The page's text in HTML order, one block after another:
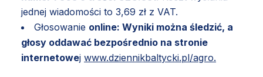
jednej wiadomości to 3,69 zł z VAT.
Głosowanie online: Wyniki można śledzić, a
głosy oddawać bezpośrednio na stronie
internetowej www.dziennikbaltycki.pl/agro.